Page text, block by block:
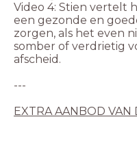
Video 4: Stien vertelt
een gezonde en
zorgen, als het even
somber of verdrietig
afscheid.
---
EXTRA AANBOD VAN